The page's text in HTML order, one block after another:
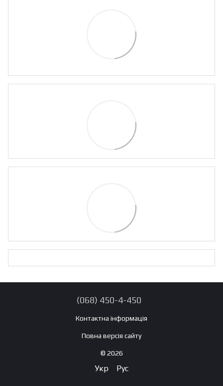
(068) 450-4-450
Контактна інформація
Повна версія сайту
© 2026
Укр Рус